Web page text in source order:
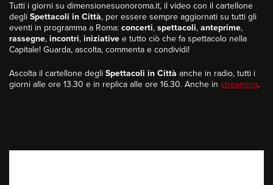
Tutti i giorni su dimensionesuonoroma.it, il video con il cartellone
degli Spettacoli in Città, per essere sempre aggiornati su tutti gli
eventi in programma a Roma: concerti, spettacoli, anteprime,
rassegne, incontri, iniziative e tutto ciò che fa spettacolo nella
Capitale! Guarda, ascolta, commenta e condividi!
Ascolta il cartellone degli Spettacoli in Città anche in radio, tutti i
giorni alle ore 13.30 e in replica alle ore 16.30. Anche in streaming.